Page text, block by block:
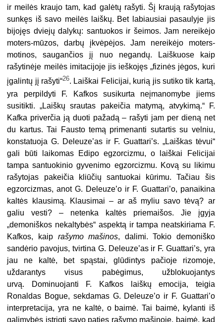
ir meilės kraujo tam, kad galėtų rašyti. Šį kraują rašytojas
sunkęs iš savo meilės laiškų. Bet labiausiai pasaulyje jis
bijojęs dviejų dalykų: santuokos ir šeimos. Jam nereikėjo
moters-mūzos, darbų įkvėpėjos. Jam nereikėjo moters-
motinos, saugančios jį nuo negandų. Laiškuose kaip
rašytinėje meilės imitacijoje jis ieškojęs „fizinės jėgos, kuri
įgalintų jį rašyti“26. Laiškai Felicijai, kurią jis sutiko tik kartą,
yra perpildyti F. Kafkos susikurta neįmanomybe jiems
susitikti. „Laiškų srautas pakeičia matymą, atvykimą.“ F.
Kafka priverčia ją duoti pažadą – rašyti jam per dieną net
du kartus. Tai Fausto temą primenanti sutartis su velniu,
konstatuoja G. Deleuze’as ir F. Guattari’s. „Laiškas tėvui“
gali būti laikomas Edipo egzorcizmu, o laiškai Felicijai
tampa santuokinio gyvenimo egzorcizmu. Kovą su likimu
rašytojas pakeičia kliūčių santuokai kūrimu. Tačiau šis
egzorcizmas, anot G. Deleuze’o ir F. Guattari’o, panaikina
kaltės klausimą. Klausimai – ar aš myliu savo tėvą? ar
galiu vesti? – netenka kaltės priemaišos. Jie įgyja
„demoniškos nekaltybės“ aspektą ir tampa neatskiriama F.
Kafkos, kaip rašymo mašinos, dalimi. Tokio demoniško
sandėrio pavojus, tvirtina G. Deleuze’as ir F. Guattari’s, yra
jau ne kaltė, bet spąstai, glūdintys pačioje rizomoje,
uždarantys visus pabėgimus, užblokuojantys
urvą. Dominuojanti F. Kafkos laiškų emocija, teigia
Ronaldas Bogue, sekdamas G. Deleuze’o ir F. Guattari’o
interpretacija, yra ne kaltė, o baimė. Tai baimė, kylanti iš
galimybės įstrigti savo paties rašymo mašinoje, baimė, kad